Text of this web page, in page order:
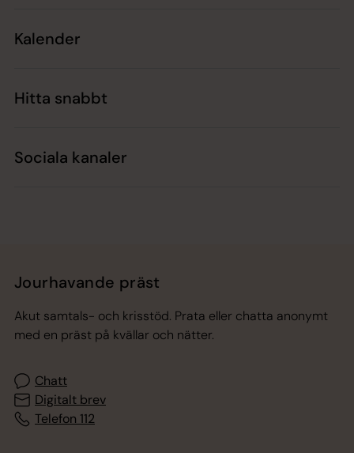
Kalender
Hitta snabbt
Sociala kanaler
Jourhavande präst
Akut samtals- och krisstöd. Prata eller chatta anonymt
med en präst på kvällar och nätter.
Chatt
Digitalt brev
Telefon 112